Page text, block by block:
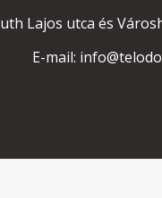
Lajos utca és
E-mail: